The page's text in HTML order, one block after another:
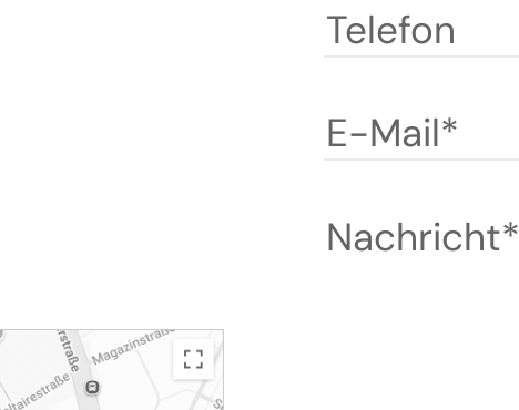
Telefon
E-Mail*
Nachricht*